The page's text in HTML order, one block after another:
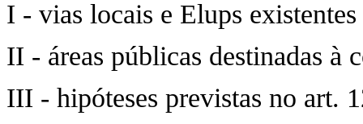
I - vias locais e Elups
II - áreas públicas destinadas à
III - hipóteses previstas no art.